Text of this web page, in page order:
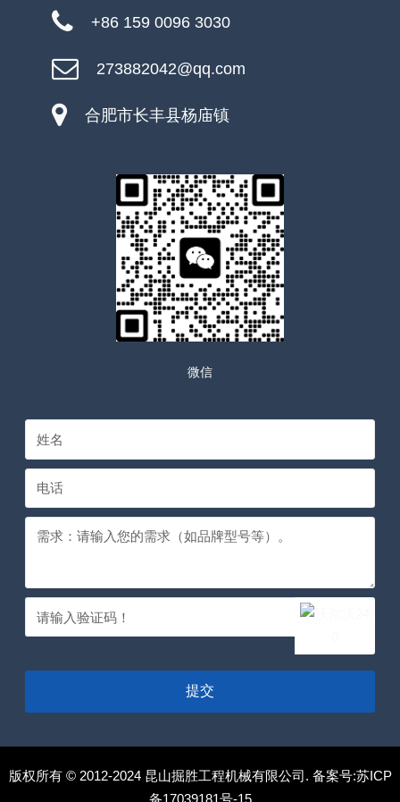
+86 159 0096 3030
273882042@qq.com
合肥市长丰县杨庙镇
微信
提交
版权所有 © 2012-2024 昆山掘胜工程机械有限公司. 备案号:苏ICP
备17039181号-15